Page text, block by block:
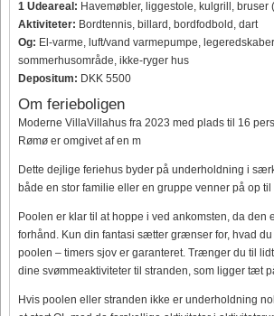
1 Udeareal: Havemøbler, liggestole, kulgrill, bruser
Aktiviteter: Bordtennis, billard, bordfodbold, dart
Og: El-varme, luft/vand varmepumpe,
sommerhusområde, ikke-ryger hus
Depositum: DKK 5500
Om ferieboligen
Moderne VillaVillahus fra 2023 med plads til 16
Rømø er omgivet af en m
Dette dejlige feriehus byder på underholdning i
både en stor familie eller en gruppe venner på op til
Poolen er klar til at hoppe i ved ankomsten, da den
forhånd. Kun din fantasi sætter grænser for, hvad
poolen – timers sjov er garanteret. Trænger du til
dine svømmeaktiviteter til stranden, som ligger tæt
Hvis poolen eller stranden ikke er underholdning